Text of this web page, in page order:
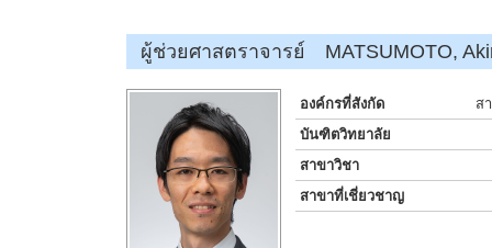
ผู้ช่วยศาสตราจารย์ MATSUMOTO,
องค์กรที่สังกัด
ส
บันฑิตวิทยาลัย
สาขาวิชา
สาขาที่เชี่ยวชาญ